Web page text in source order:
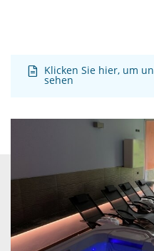
Klicken Sie hier, um
sehen